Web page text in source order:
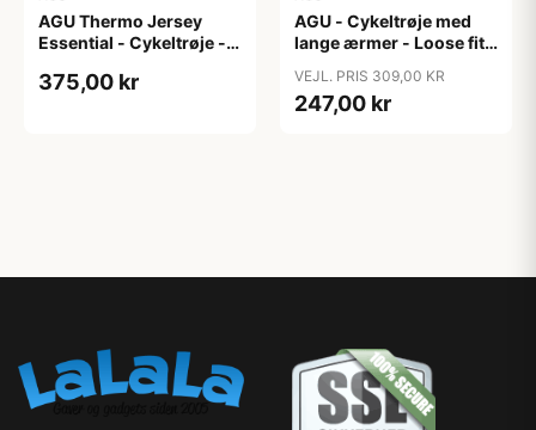
AGU Thermo Jersey
Essential - Cykeltrøje -
XXL
375,00 kr
AGU - Cykeltrøje med
lange ærmer - Loose fit -
VEJL. PRIS 309,00 KR
247,00 kr